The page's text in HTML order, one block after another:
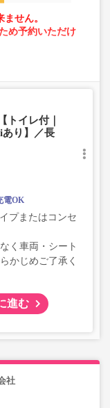
せん。
め予約いただけ
ます。これに伴
トイレ付｜
り】／長
電OK
プまたはコンセ
く車両・シート
かじめご了承く
進む
社